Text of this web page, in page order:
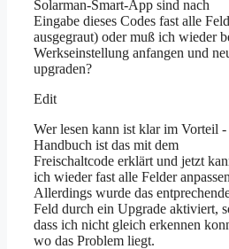
Solarman-Smart-App sind nach
Eingabe dieses Codes fast alle
ausgegraut) oder muß ich wieder
Werkseinstellung anfangen und
upgraden?
Edit
Wer lesen kann ist klar im Vorteil
Handbuch ist das mit dem
Freischaltcode erklärt und jetzt
ich wieder fast alle Felder
Allerdings wurde das
Feld durch ein Upgrade aktiviert,
dass ich nicht gleich erkennen
wo das Problem liegt.